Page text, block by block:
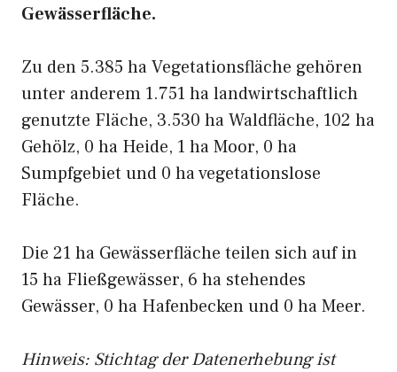
Gewässerfläche.
Zu den 5.385 ha Vegetationsfläche gehören
unter anderem 1.751 ha landwirtschaftlich
genutzte Fläche, 3.530 ha Waldfläche, 102 ha
Gehölz, 0 ha Heide, 1 ha Moor, 0 ha
Sumpfgebiet und 0 ha vegetationslose
Fläche.
Die 21 ha Gewässerfläche teilen sich auf in
15 ha Fließgewässer, 6 ha stehendes
Gewässer, 0 ha Hafenbecken und 0 ha Meer.
Hinweis: Stichtag der Datenerhebung ist